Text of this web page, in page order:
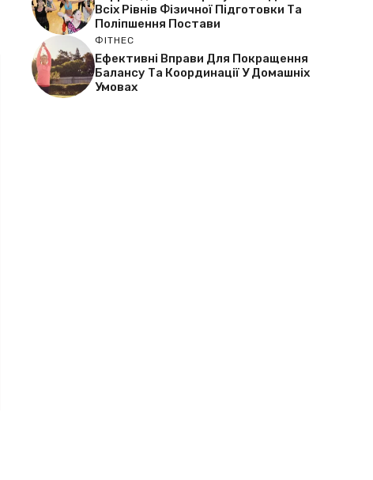
Всіх Рівнів Фізичної Підготовки Та
Поліпшення Постави
ФІТНЕС
Ефективні Вправи Для Покращення
Балансу Та Координації У Домашніх
Умовах